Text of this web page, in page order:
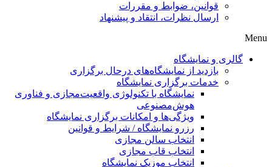
قوانین، ضوابط و مقررات
ارسال نظرات، انتقاد و پیشنهاد
Menu
گالری و نمایشگاه
بازدید از نمایشگاه‌های درحال برگزاری
خدمات برگزاری نمایشگاه
نمایشگاه با تکنولوژی واقعیت‌مجازی و فناوری
هوش‌مصنوعی
ویژگی‌ها و امکانات برگزاری نمایشگاه
رزرو نمایشگاه / شرایط و قوانین
انتخاب سالن مجازی
انتخاب قاب مجازی
انتخاب موزیک نمایشگاه